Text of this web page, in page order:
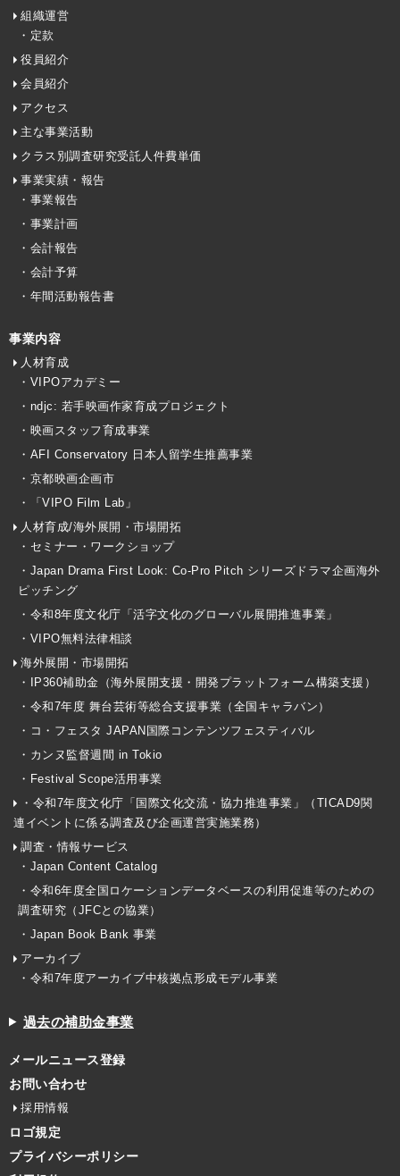
組織運営
・定款
役員紹介
会員紹介
アクセス
主な事業活動
クラス別調査研究受託人件費単価
事業実績・報告
・事業報告
・事業計画
・会計報告
・会計予算
・年間活動報告書
事業内容
人材育成
・VIPOアカデミー
・ndjc: 若手映画作家育成プロジェクト
・映画スタッフ育成事業
・AFI Conservatory 日本人留学生推薦事業
・京都映画企画市
・「VIPO Film Lab」
人材育成/海外展開・市場開拓
・セミナー・ワークショップ
・Japan Drama First Look: Co-Pro Pitch シリーズドラマ企画海外
ピッチング
・令和8年度文化庁「活字文化のグローバル展開推進事業」
・VIPO無料法律相談
海外展開・市場開拓
・IP360補助金（海外展開支援・開発プラットフォーム構築支援）
・令和7年度 舞台芸術等総合支援事業（全国キャラバン）
・コ・フェスタ JAPAN国際コンテンツフェスティバル
・カンヌ監督週間 in Tokio
・Festival Scope活用事業
・令和7年度文化庁「国際文化交流・協力推進事業」（TICAD9関
連イベントに係る調査及び企画運営実施業務）
調査・情報サービス
・Japan Content Catalog
・令和6年度全国ロケーションデータベースの利用促進等のための
調査研究（JFCとの協業）
・Japan Book Bank 事業
アーカイブ
・令和7年度アーカイブ中核拠点形成モデル事業
過去の補助金事業
メールニュース登録
お問い合わせ
採用情報
ロゴ規定
プライバシーポリシー